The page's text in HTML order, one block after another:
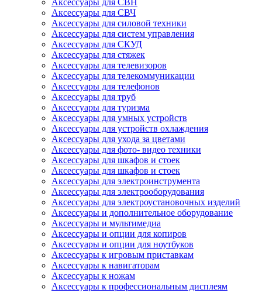
Аксессуары для СВЧ
Аксессуары для силовой техники
Аксессуары для систем управления
Аксессуары для СКУД
Аксессуары для стяжек
Аксессуары для телевизоров
Аксессуары для телекоммуникации
Аксессуары для телефонов
Аксессуары для труб
Аксессуары для туризма
Аксессуары для умных устройств
Аксессуары для устройств охлаждения
Аксессуары для ухода за цветами
Аксессуары для фото- видео техники
Аксессуары для шкафов и стоек
Аксессуары для шкафов и стоек
Аксессуары для электроинструмента
Аксессуары для электрооборудования
Аксессуары для электроустановочных изделий
Аксессуары и дополнительное оборудование
Аксессуары и мультимедиа
Аксессуары и опции для копиров
Аксессуары и опции для ноутбуков
Аксессуары к игровым приставкам
Аксессуары к навигаторам
Аксессуары к ножам
Аксессуары к профессиональным дисплеям